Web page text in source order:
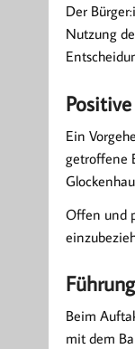
Der
Nutzung
Ein
getroffene
Offen und
Beim
mit dem